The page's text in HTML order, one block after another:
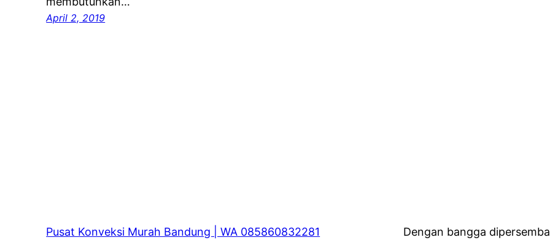
April 2, 2019
Pusat Konveksi Murah Bandung | WA 085860832281 Dengan bangga